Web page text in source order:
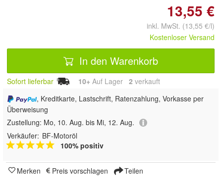
13,55 €
inkl. MwSt. (13,55 €/l)
Kostenloser Versand
In den Warenkorb
Sofort lieferbar 10+ Auf Lager 2 verkauft
, Kreditkarte, Lastschrift, Ratenzahlung, Vorkasse per
Überweisung
Zustellung: Mo, 10. Aug. bis Mi, 12. Aug.
Verkäufer: BF-Motoröl
100% positiv
Merken Preis vorschlagen Teilen